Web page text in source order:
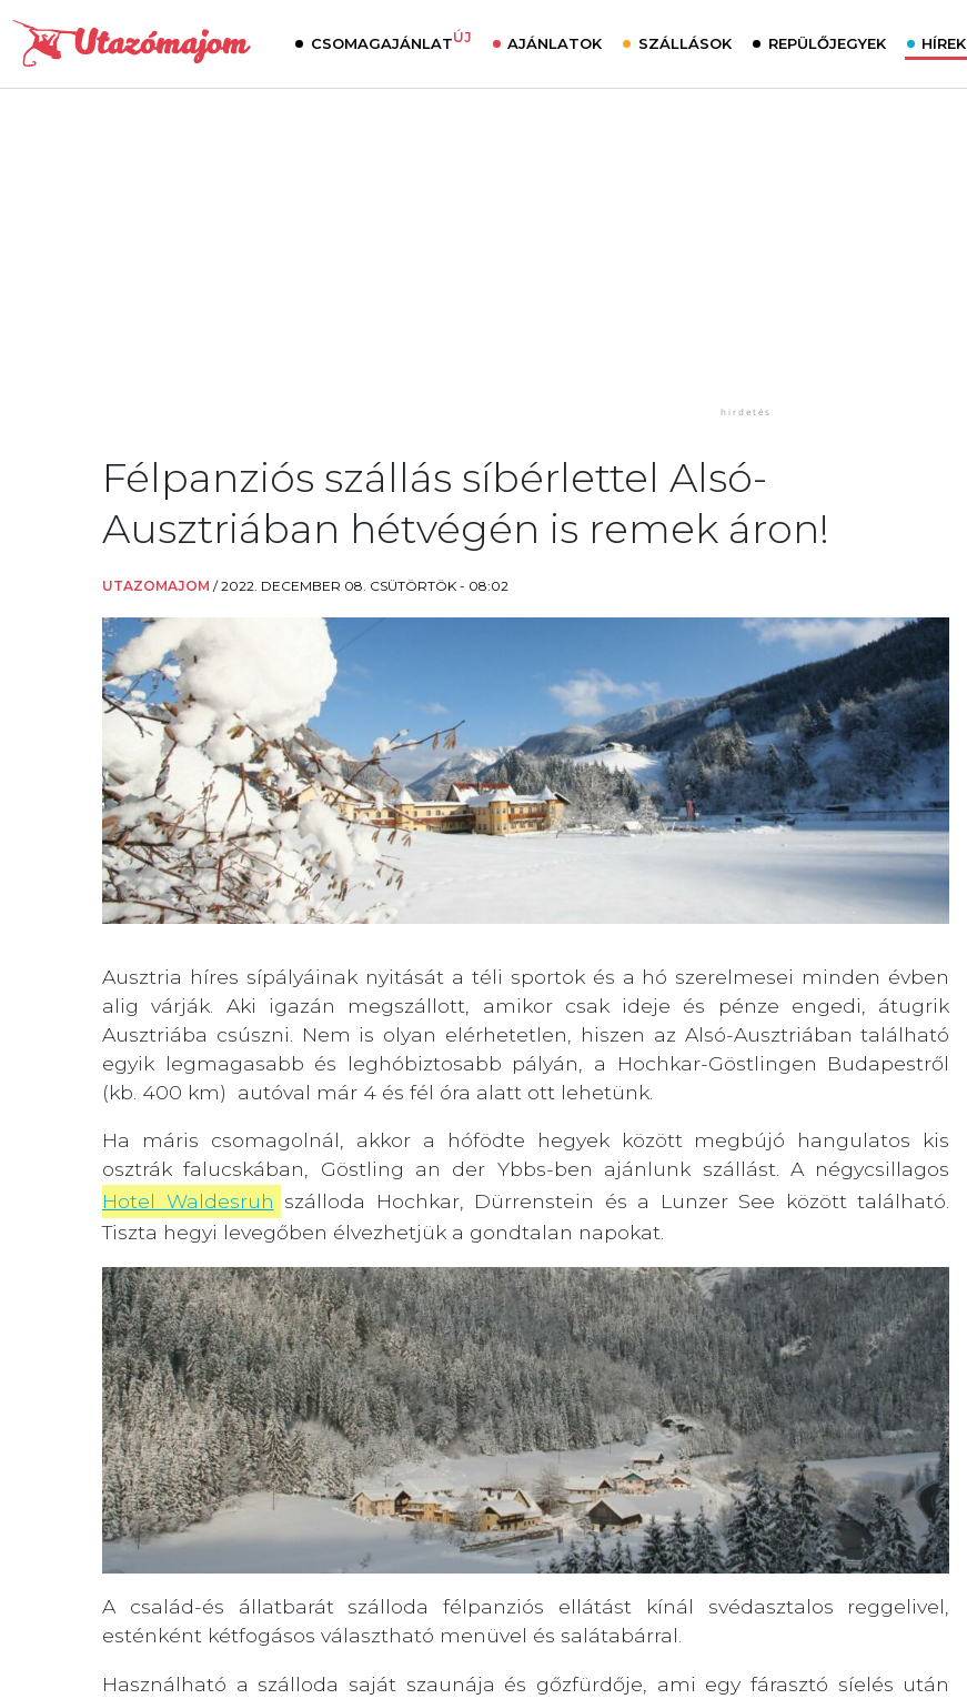
CSOMAGAJÁNLATÚJ AJÁNLATOK SZÁLLÁSOK REPÜLŐJEGYEK HÍREK
Félpanziós szállás síbérlettel Alsó-
Ausztriában hétvégén is remek áron!
UTAZOMAJOM /2022. DECEMBER 08. CSÜTÖRTÖK - 08:02
Ausztria híres sípályáinak nyitását a téli sportok és a hó szerelmesei minden évben
alig várják. Aki igazán megszállott, amikor csak ideje és pénze engedi, átugrik
Ausztriába csúszni. Nem is olyan elérhetetlen, hiszen az Alsó-Ausztriában található
egyik legmagasabb és leghóbiztosabb pályán, a Hochkar-Göstlingen Budapestről
(kb. 400 km) autóval már 4 és fél óra alatt ott lehetünk.
Ha máris csomagolnál, akkor a hófödte hegyek között megbújó hangulatos kis
osztrák falucskában, Göstling an der Ybbs-ben ajánlunk szállást. A négycsillagos
Hotel Waldesruh szálloda Hochkar, Dürrenstein és a Lunzer See között található.
Tiszta hegyi levegőben élvezhetjük a gondtalan napokat.
A család-és állatbarát szálloda félpanziós ellátást kínál svédasztalos reggelivel,
esténként kétfogásos választható menüvel és salátabárral.
Használható a szálloda saját szaunája és gőzfürdője, ami egy fárasztó síelés után